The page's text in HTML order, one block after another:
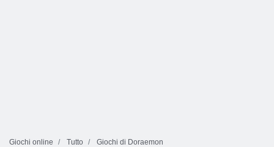
Giochi online Tutto Giochi di Doraemon